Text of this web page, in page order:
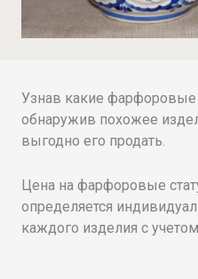
Узнав какие фарфоровые
обнаружив похожее
выгодно его продать.
Цена на фарфоровые
определяется
каждого изделия с